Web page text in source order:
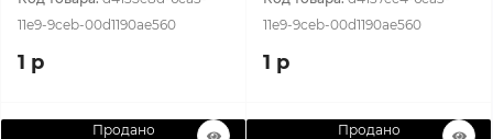
11e9-9ceb-00d1190ae560
1 р
11e9-9ceb-00d1190ae560
1 р
Продано Продано